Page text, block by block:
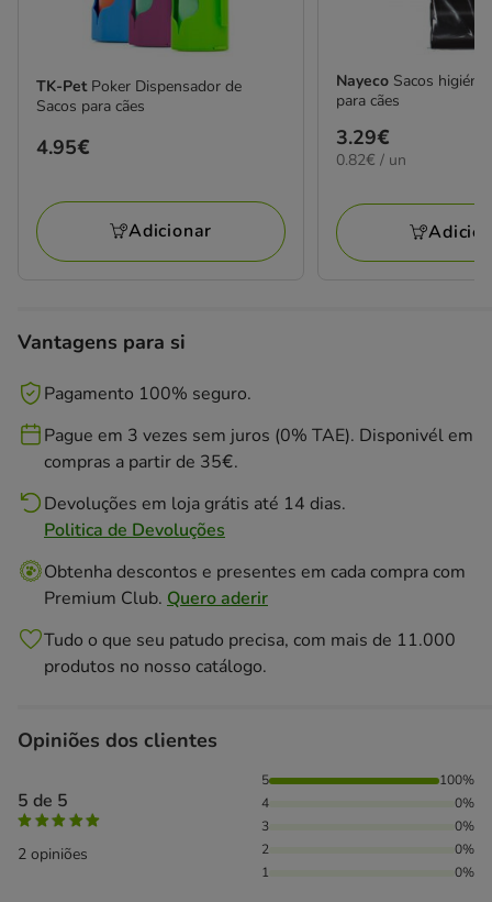
TK-Pet Poker Dispensador de
Sacos para cães
Preço
4.95€
Adicionar
Nayeco Sacos
para cães
Preço
3.29€
3.29€
0.82€
0.82€ / un
Vantagens para si
Pagamento 100% seguro.
Pague em 3 vezes sem juros (0% TAE). Disponivél em
compras a partir de 35€.
Devoluções em loja grátis até 14 dias.
Politica de Devoluções
Obtenha descontos e presentes em cada compra com
Premium Club. Quero aderir
Tudo o que seu patudo precisa, com mais de 11.000
produtos no nosso catálogo.
Opiniões dos clientes
5 de 5
2 opiniões
100% das pessoas avaliaram com 5 estrelas,
5
100%
4
0%
3
0%
2
0%
1
0%